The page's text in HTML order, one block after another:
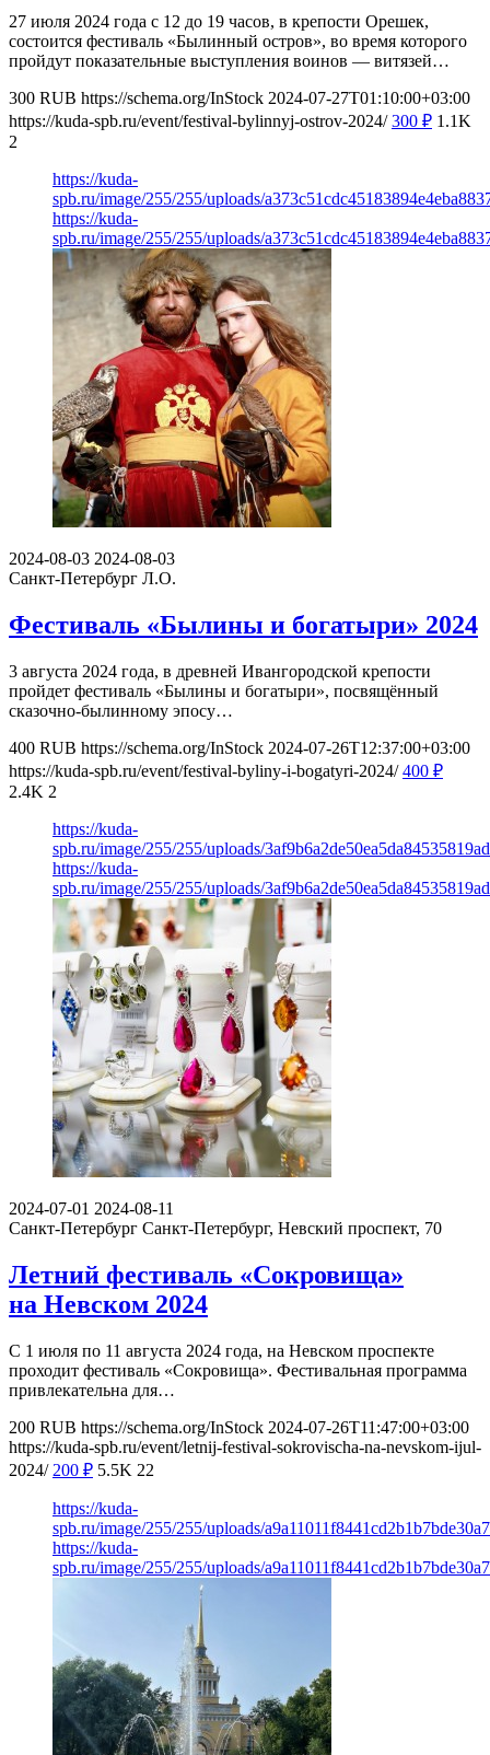
27 июля 2024 года с 12 до 19 часов, в крепости Орешек,
состоится фестиваль «Былинный остров», во время которого
пройдут показательные выступления воинов — витязей…
300 RUB https://schema.org/InStock 2024-07-27T01:10:00+03:00
https://kuda-spb.ru/event/festival-bylinnyj-ostrov-2024/ 300 ₽ 1.1K
2
https://kuda-
spb.ru/image/255/255/uploads/
https://kuda-
spb.ru/image/255/255/uploads/
2024-08-03 2024-08-03
Санкт-Петербург Л.О.
Фестиваль «Былины и богатыри» 2024
3 августа 2024 года, в древней Ивангородской крепости
пройдет фестиваль «Былины и богатыри», посвящённый
сказочно-былинному эпосу…
400 RUB https://schema.org/InStock 2024-07-26T12:37:00+03:00
https://kuda-spb.ru/event/festival-byliny-i-bogatyri-2024/ 400 ₽
2.4K 2
https://kuda-
spb.ru/image/255/255/uploads/
https://kuda-
spb.ru/image/255/255/uploads/
2024-07-01 2024-08-11
Санкт-Петербург Санкт-Петербург, Невский проспект, 70
Летний фестиваль «Сокровища»
на Невском 2024
С 1 июля по 11 августа 2024 года, на Невском проспекте
проходит фестиваль «Сокровища». Фестивальная программа
привлекательна для…
200 RUB https://schema.org/InStock 2024-07-26T11:47:00+03:00
https://kuda-spb.ru/event/letnij-festival-sokrovischa-na-nevskom-ijul-
2024/ 200 ₽ 5.5K 22
https://kuda-
spb.ru/image/255/255/uploads/
https://kuda-
spb.ru/image/255/255/uploads/